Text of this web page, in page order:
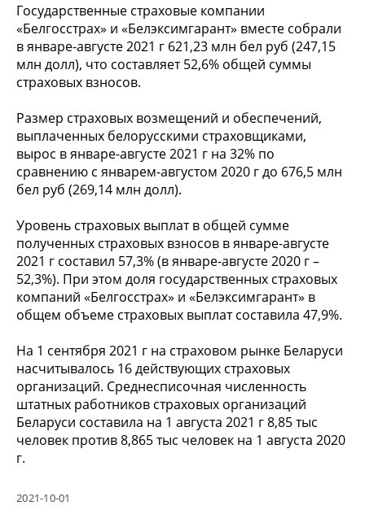
Государственные страховые компании
«Белгосстрах» и «Белэксимгарант» вместе собрали
в январе-августе 2021 г 621,23 млн бел руб (247,15
млн долл), что составляет 52,6% общей суммы
страховых взносов.
Размер страховых возмещений и обеспечений,
выплаченных белорусскими страховщиками,
вырос в январе-августе 2021 г на 32% по
сравнению с январем-августом 2020 г до 676,5 млн
бел руб (269,14 млн долл).
Уровень страховых выплат в общей сумме
полученных страховых взносов в январе-августе
2021 г составил 57,3% (в январе-августе 2020 г –
52,3%). При этом доля государственных страховых
компаний «Белгосстрах» и «Белэксимгарант» в
общем объеме страховых выплат составила 47,9%.
На 1 сентября 2021 г на страховом рынке Беларуси
насчитывалось 16 действующих страховых
организаций. Среднесписочная численность
штатных работников страховых организаций
Беларуси составила на 1 августа 2021 г 8,85 тыс
человек против 8,865 тыс человек на 1 августа 2020
г.
2021-10-01